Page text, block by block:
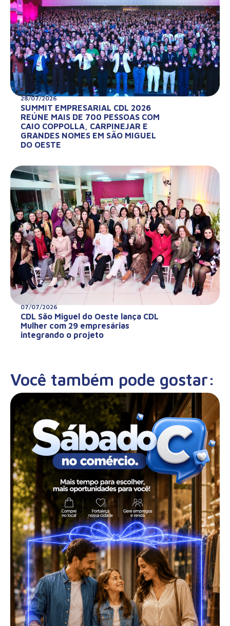
28/07/2026
SUMMIT EMPRESARIAL CDL 2026
REÚNE MAIS DE 700 PESSOAS COM
CAIO COPPOLLA, CARPINEJAR E
GRANDES NOMES EM SÃO MIGUEL
DO OESTE
07/07/2026
CDL São Miguel do Oeste lança CDL
Mulher com 29 empresárias
integrando o projeto
Você também pode gostar: